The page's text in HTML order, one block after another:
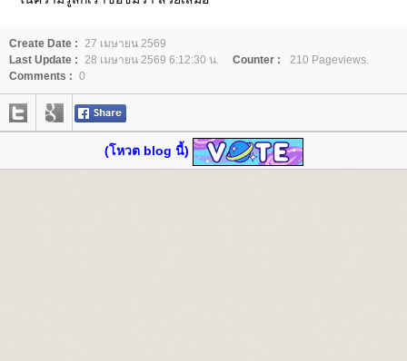
Create Date :
27 เมษายน 2569
Last Update :
28 เมษายน 2569 6:12:30 น. Counter :
210 Pageviews.
Comments : 0
(โหวต blog นี้)